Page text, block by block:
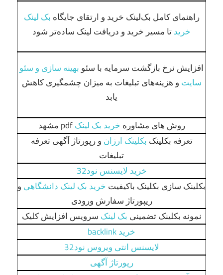
راهنمای کامل بک‌لینک خرید و ارتقای جایگاه بک لینک
خریدتا مسیر خرید و دریافت لینک ساده‌تر شود
افزایش نرخ بازگشت سرمایه با سئو بهینه سازی و سئو
سایت و هزینه‌های تبلیغات به میزان چشمگیری کاهش
یابد
روش های مشاوره خرید بک لینکpdf مشهد
تعرفه بکلینک بکلینک ارزان و رپورتاژ آگهی تعرفه
تبلیغات
خرید لایسنس نود32
بکلینک سازی بکلینک باکیفیت خرید بک لینک دانشگاهی و
ریپورتاژ سفارش ورودی
نمونه بکلینک تضمینی بک لینک سرویس افزایش کلیک
خرید backlink
لایسنس انتی ویروس نود32
رپورتاژ آگهی